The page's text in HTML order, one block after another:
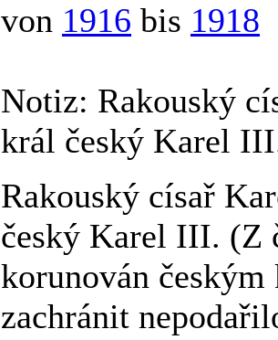
von 1916 bis 1918
Notiz: Rakouský
král český Karel
Rakouský císař
český Karel III. (Z
korunován
zachránit